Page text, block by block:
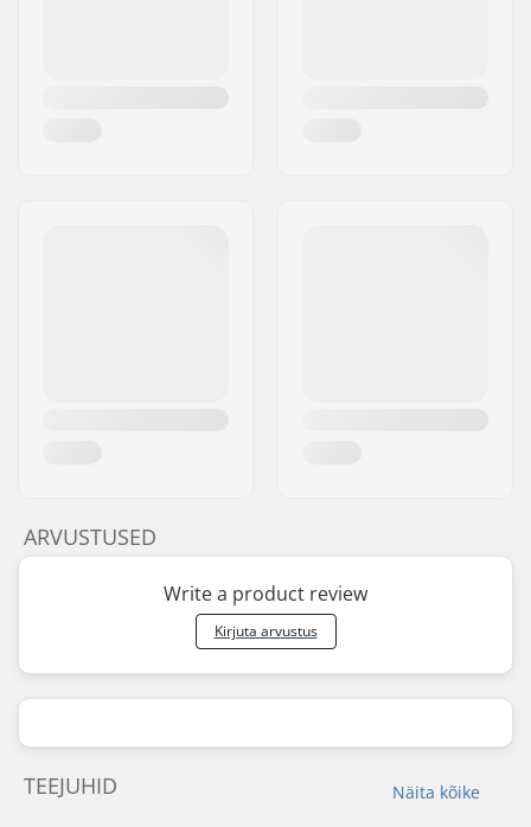
ARVUSTUSED
Write a product review
Kirjuta arvustus
Näita kõike
TEEJUHID